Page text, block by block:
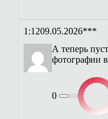
1:1209.05.2026***
А теперь
фотографии
0